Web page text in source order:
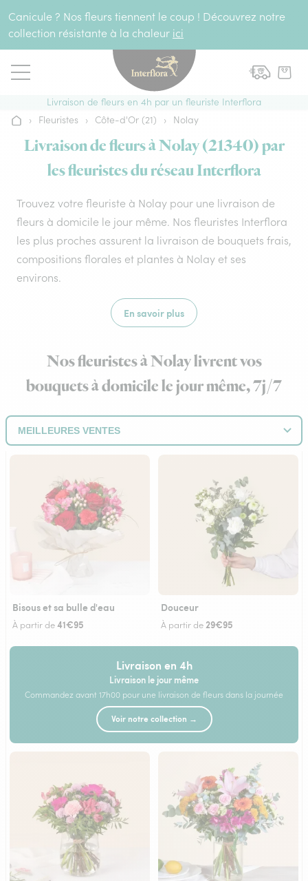
Canicule ? Nos fleurs tiennent le coup ! Découvrez notre
collection résistante à la chaleur ici
Livraison de fleurs en 4h par un fleuriste Interflora
Accueil
› Fleuristes › Côte-d'Or (21) › Nolay
Livraison de fleurs à Nolay (21340) par
les fleuristes du réseau Interflora
Trouvez votre fleuriste à Nolay pour une livraison de
fleurs à domicile le jour même. Nos fleuristes Interflora
les plus proches assurent la livraison de bouquets frais,
compositions florales et plantes à Nolay et ses
environs.
En savoir plus
Nos fleuristes à Nolay livrent vos
bouquets à domicile le jour même, 7j/7
Bisous et sa bulle d'eau
À partir de41€95
Douceur
À partir de29€95
Livraison en 4h
Livraison le jour même
Commandez avant 17h00 pour une livraison de fleurs dans la journée
Voir notre collection →